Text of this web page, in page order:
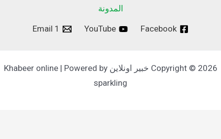
المدونة
Facebook
YouTube
Email 1
Copyright © 2026 خبير اونلاين Khabeer online | Powered by
sparkling